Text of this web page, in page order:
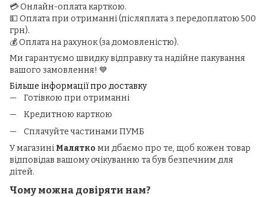
💳 Онлайн-оплата карткою.
💵 Оплата при отриманні (післяплата з передоплатою 500
грн).
💰 Оплата на рахунок (за домовленістю).
Ми гарантуємо швидку відправку та надійне пакування
вашого замовлення! 💙
Більше інформації про доставку
Готівкою при отриманні
Кредитною карткою
Сплачуйте частинами ПУМБ
У магазині Малятко ми дбаємо про те, щоб кожен товар
відповідав вашому очікуванню та був безпечним для
дітей.
Чому можна довіряти нам?